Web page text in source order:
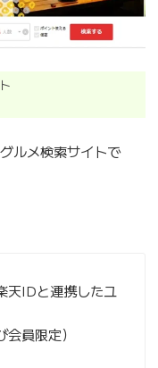
ルメ検索サイトで
天IDと連携したユ
員限定）